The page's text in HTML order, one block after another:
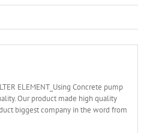
ELEMENT_Using Concrete pump
Our product made high quality
biggest company in the word from